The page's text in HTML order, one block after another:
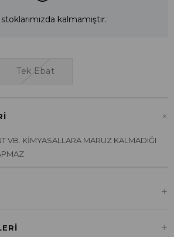
kalmamıştır.
Tek Ebat
+
VB. KİMYASALLARA MARUZ KALMADIĞI
+
+